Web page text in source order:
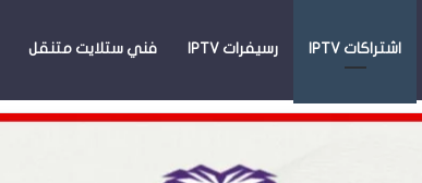
اشتراكات IPTV رسيفرات IPTV فني ستلايت متنقل